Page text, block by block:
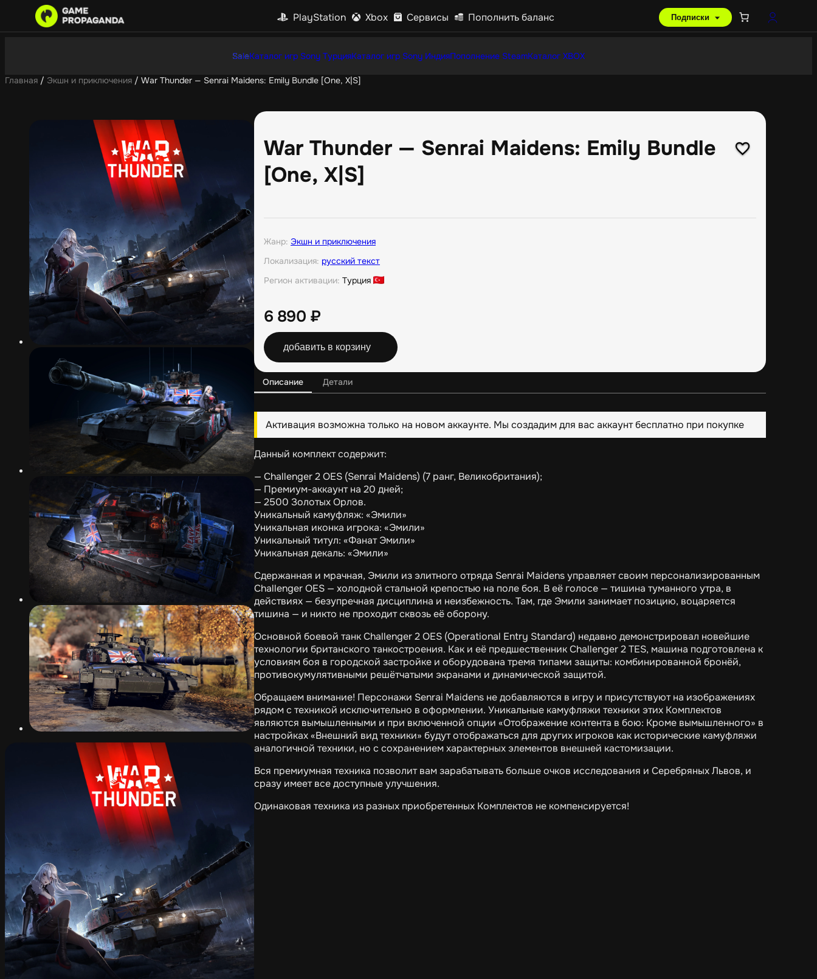
PlayStation Xbox Сервисы Пополнить баланс Подписки
SaleКаталог игр Sony ТурцияКаталог игр Sony ИндияПополнение SteamКаталог XBOX
Главная / Экшн и приключения / War Thunder — Senrai Maidens: Emily Bundle [One, X|S]
War Thunder — Senrai Maidens: Emily Bundle
[One, X|S]
Жанр: Экшн и приключения
Локализация: русский текст
Регион активации: Турция
6 890 ₽
добавить в корзину
Описание Детали
Активация возможна только на новом аккаунте. Мы создадим для вас аккаунт бесплатно при покупке
Данный комплект содержит:
— Challenger 2 OES (Senrai Maidens) (7 ранг, Великобритания);
— Премиум-аккаунт на 20 дней;
— 2500 Золотых Орлов.
Уникальный камуфляж: «Эмили»
Уникальная иконка игрока: «Эмили»
Уникальный титул: «Фанат Эмили»
Уникальная декаль: «Эмили»
Сдержанная и мрачная, Эмили из элитного отряда Senrai Maidens управляет своим персонализированным
Challenger OES — холодной стальной крепостью на поле боя. В её голосе — тишина туманного утра, в
действиях — безупречная дисциплина и неизбежность. Там, где Эмили занимает позицию, воцаряется
тишина — и никто не проходит сквозь её оборону.
Основной боевой танк Challenger 2 OES (Operational Entry Standard) недавно демонстрировал новейшие
технологии британского танкостроения. Как и её предшественник Challenger 2 TES, машина подготовлена к
условиям боя в городской застройке и оборудована тремя типами защиты: комбинированной бронёй,
противокумулятивными решётчатыми экранами и динамической защитой.
Обращаем внимание! Персонажи Senrai Maidens не добавляются в игру и присутствуют на изображениях
рядом с техникой исключительно в оформлении. Уникальные камуфляжи техники этих Комплектов
являются вымышленными и при включенной опции «Отображение контента в бою: Кроме вымышленного» в
настройках «Внешний вид техники» будут отображаться для других игроков как исторические камуфляжи
аналогичной техники, но с сохранением характерных элементов внешней кастомизации.
Вся премиумная техника позволит вам зарабатывать больше очков исследования и Серебряных Львов, и
сразу имеет все доступные улучшения.
Одинаковая техника из разных приобретенных Комплектов не компенсируется!